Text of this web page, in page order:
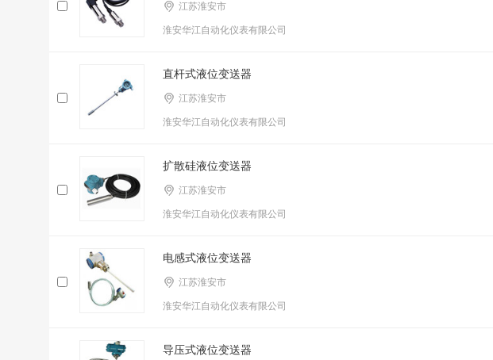
江苏淮安市
淮安华江自动化仪表有限公司
直杆式液位变送器
江苏淮安市
淮安华江自动化仪表有限公司
扩散硅液位变送器
江苏淮安市
淮安华江自动化仪表有限公司
电感式液位变送器
江苏淮安市
淮安华江自动化仪表有限公司
导压式液位变送器